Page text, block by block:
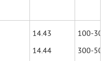
14.43
14.44
100-300
300-500